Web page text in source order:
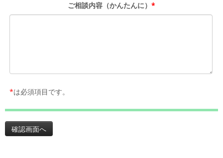
ご相談内容 （かんたんに） *
*は必須項目です。